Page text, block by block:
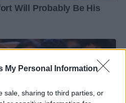
My Personal Information
sale, sharing to third parties, or